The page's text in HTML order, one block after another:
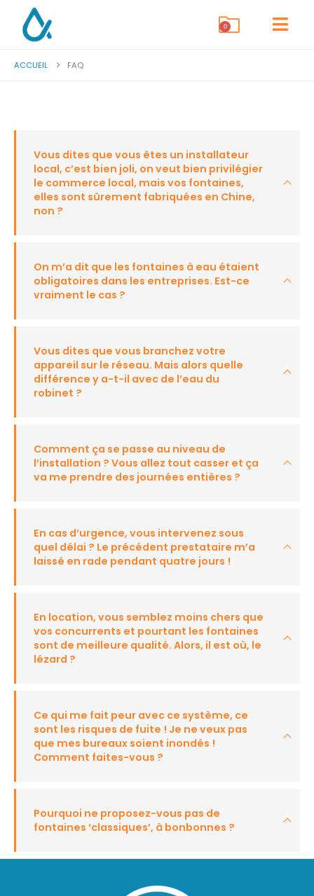
0
ACCUEIL FAQ
Vous dites que vous êtes un installateur
local, c’est bien joli, on veut bien privilégier
le commerce local, mais vos fontaines,
elles sont sûrement fabriquées en Chine,
non ?
On m’a dit que les fontaines à eau étaient
obligatoires dans les entreprises. Est-ce
vraiment le cas ?
Vous dites que vous branchez votre
appareil sur le réseau. Mais alors quelle
différence y a-t-il avec de l’eau du
robinet ?
Comment ça se passe au niveau de
l’installation ? Vous allez tout casser et ça
va me prendre des journées entières ?
En cas d’urgence, vous intervenez sous
quel délai ? Le précédent prestataire m’a
laissé en rade pendant quatre jours !
En location, vous semblez moins chers que
vos concurrents et pourtant les fontaines
sont de meilleure qualité. Alors, il est où, le
lézard ?
Ce qui me fait peur avec ce système, ce
sont les risques de fuite ! Je ne veux pas
que mes bureaux soient inondés !
Comment faites-vous ?
Pourquoi ne proposez-vous pas de
fontaines ‘classiques’, à bonbonnes ?